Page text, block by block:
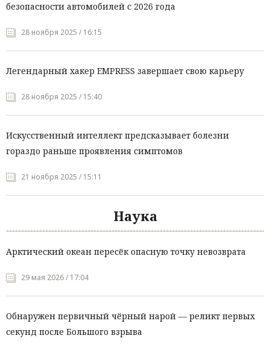
безопасности автомобилей с 2026 года
28 ноября 2025 / 16:15
Легендарный хакер EMPRESS завершает свою карьеру
28 ноября 2025 / 15:40
Искусственный интеллект предсказывает болезни
гораздо раньше проявления симптомов
21 ноября 2025 / 15:11
Наука
Арктический океан пересёк опасную точку невозврата
29 мая 2026 / 17:04
Обнаружен первичный чёрный нарой — реликт первых
секунд после Большого взрыва